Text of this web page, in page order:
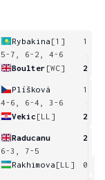
Rybakina [1]
1
5-7, 6-2, 4-6
Boulter [WC] 2
Plíšková
1
4-6, 6-4, 3-6
Vekic [LL] 2
Raducanu
2
6-3, 7-5
Rakhimova [LL] 0